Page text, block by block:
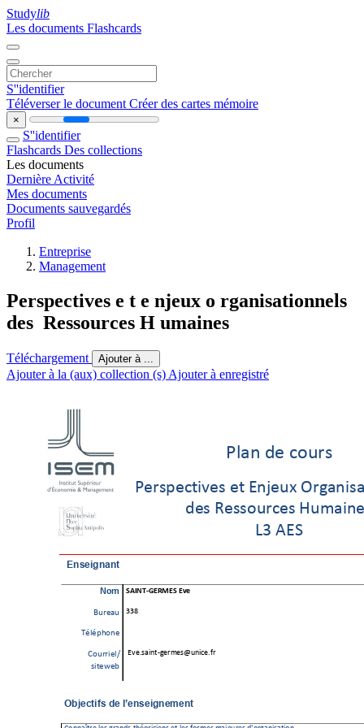
Studylib
Les documents Flashcards
S''identifier
Téléverser le document Créer des cartes mémoire
×
S''identifier
Flashcards Des collections
Les documents
Dernière Activité
Mes documents
Documents sauvegardés
Profil
Entreprise
Management
Perspectives e t e njeux o rganisationnels
des Ressources H umaines
Téléchargement Ajouter à ...
Ajouter à la (aux) collection (s) Ajouter à enregistré
!"#$%&'%()*+,
!'+,-'(./0',%'.%1$2'*3%4+5#$/
&',%6',,)*+(', %7*8#/
9:%;1<%
Enseignant
!"# %&'!()*+,-+%$+./
=*+'#* ::>%
?@"@-A)$'
B)*++/'" C%
,/.'D'E
10'F,#/$.G5'+8',H*$/('FI+%
Objectifs de l’enseignement